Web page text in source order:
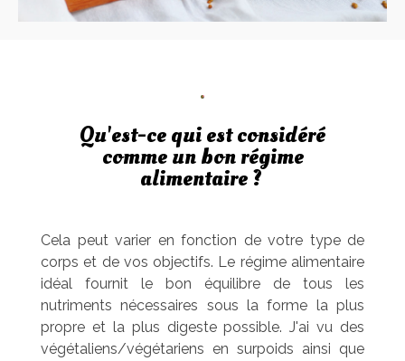
Qu'est-ce qui est considéré
comme un bon régime
alimentaire ?
Cela peut varier en fonction de votre type de
corps et de vos objectifs. Le régime alimentaire
idéal fournit le bon équilibre de tous les
nutriments nécessaires sous la forme la plus
propre et la plus digeste possible. J'ai vu des
végétaliens/végétariens en surpoids ainsi que